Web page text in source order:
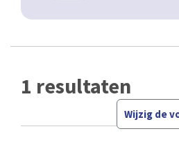
1 resultaten
Wijzig de